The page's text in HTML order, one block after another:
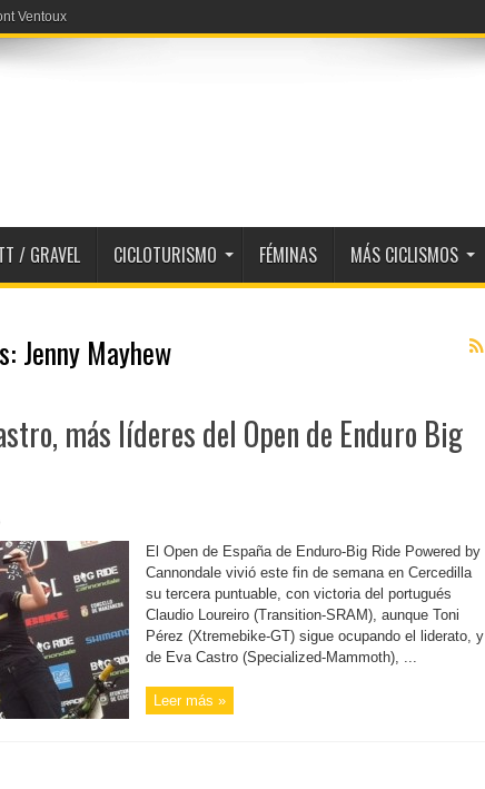
Ventoux
/ GRAVEL CICLOTURISMO FÉMINAS MÁS CICLISMOS
Jenny Mayhew
más líderes del Open de Enduro Big
El Open de España de Enduro-Big Ride Powered by
Cannondale vivió este fin de semana en Cercedilla
su tercera puntuable, con victoria del portugués
Claudio Loureiro (Transition-SRAM), aunque Toni
Pérez (Xtremebike-GT) sigue ocupando el liderato, y
de Eva Castro (Specialized-Mammoth), ...
Leer más »